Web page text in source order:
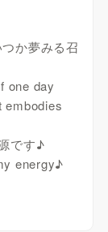
か夢みる召
one day
embodies
です♪
energy♪